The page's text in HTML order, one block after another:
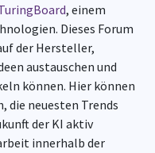
, einem
Dieses Forum
der Hersteller,
austauschen und
können. Hier können
die neuesten Trends
der KI aktiv
innerhalb der